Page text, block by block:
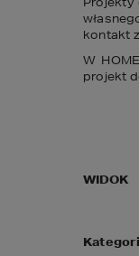
kontakt
W
projekt
WIDOK